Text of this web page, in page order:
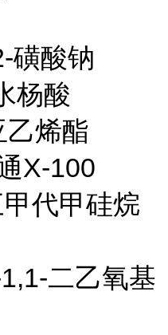
磺酸钠
杨酸
乙烯酯
X-100
代甲硅烷
二乙氧基